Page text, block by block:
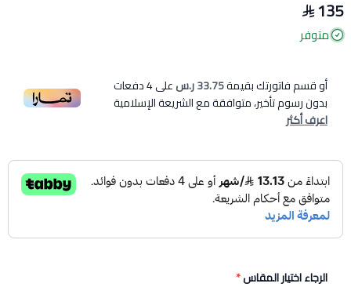
135
متوفر
أو قسم فاتورتك بقيمة33.75 ر.س على4دفعات
بدون رسوم تأخير، متوافقة مع الشريعة الإسلامية
اعرف أكثر
الرجاء اختيار المقاس*